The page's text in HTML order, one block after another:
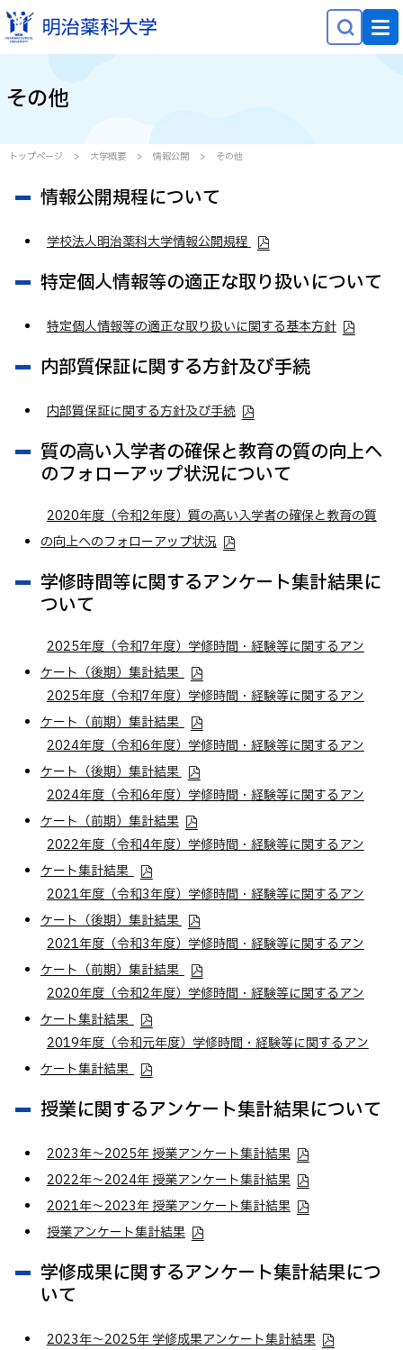
学部学科・大学院
学生生活
社会貢献
在学生の方へ
企業・一般の方へ
ご支援をお考えの方へ
維持員の方へ
その他
トップページ 大学概要 情報公開 その他
情報公開規程について
学校法人明治薬科大学情報公開規程
特定個人情報等の適正な取り扱いについて
特定個人情報等の適正な取り扱いに関する基本方針
内部質保証に関する方針及び手続
内部質保証に関する方針及び手続
質の高い入学者の確保と教育の質の向上へ
のフォローアップ状況について
2020年度（令和2年度）質の高い入学者の確保と教育の質
の向上へのフォローアップ状況
学修時間等に関するアンケート集計結果に
ついて
2025年度（令和7年度）学修時間・経験等に関するアン
ケート（後期）集計結果
2025年度（令和7年度）学修時間・経験等に関するアン
ケート（前期）集計結果
2024年度（令和6年度）学修時間・経験等に関するアン
ケート（後期）集計結果
2024年度（令和6年度）学修時間・経験等に関するアン
ケート（前期）集計結果
2022年度（令和4年度）学修時間・経験等に関するアン
ケート集計結果
2021年度（令和3年度）学修時間・経験等に関するアン
ケート（後期）集計結果
2021年度（令和3年度）学修時間・経験等に関するアン
ケート（前期）集計結果
2020年度（令和2年度）学修時間・経験等に関するアン
ケート集計結果
2019年度（令和元年度）学修時間・経験等に関するアン
ケート集計結果
授業に関するアンケート集計結果について
2023年～2025年 授業アンケート集計結果
2022年～2024年 授業アンケート集計結果
2021年～2023年 授業アンケート集計結果
授業アンケート集計結果
学修成果に関するアンケート集計結果につ
いて
2023年～2025年 学修成果アンケート集計結果